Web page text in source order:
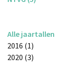
Alle jaartallen
2016 (1)
2020 (3)